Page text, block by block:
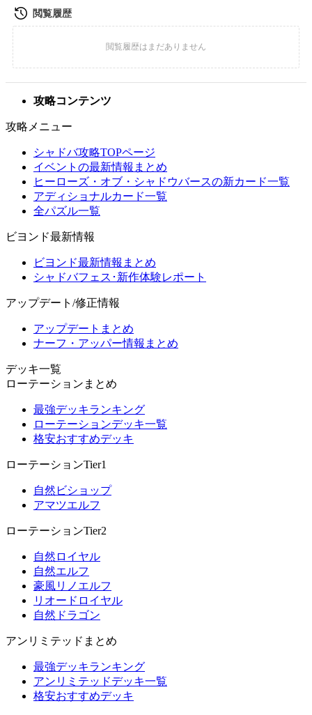
攻略コンテンツ
攻略メニュー
シャドバ攻略TOPページ
イベントの最新情報まとめ
ヒーローズ・オブ・シャドウバースの新カード一覧
アディショナルカード一覧
全パズル一覧
ビヨンド最新情報
ビヨンド最新情報まとめ
シャドバフェス･新作体験レポート
アップデート/修正情報
アップデートまとめ
ナーフ・アッパー情報まとめ
デッキ一覧
ローテーションまとめ
最強デッキランキング
ローテーションデッキ一覧
格安おすすめデッキ
ローテーションTier1
自然ビショップ
アマツエルフ
ローテーションTier2
自然ロイヤル
自然エルフ
豪風リノエルフ
リオードロイヤル
自然ドラゴン
アンリミテッドまとめ
最強デッキランキング
アンリミテッドデッキ一覧
格安おすすめデッキ